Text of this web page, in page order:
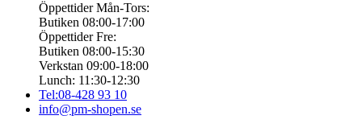
Öppettider Mån-Tors:
Butiken 08:00-17:00
Öppettider Fre:
Butiken 08:00-15:30
Verkstan 09:00-18:00
Lunch: 11:30-12:30
Tel:08-428 93 10
info@pm-shopen.se